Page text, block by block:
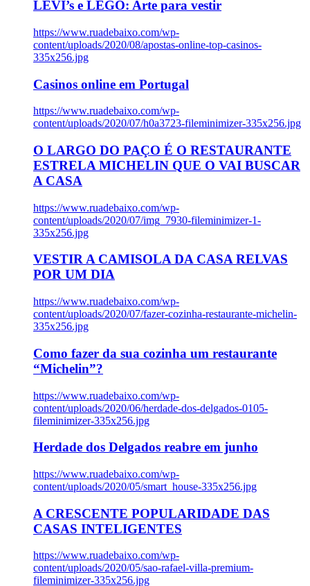
LEVI’s e LEGO: Arte para vestir
https://www.ruadebaixo.com/wp-
content/uploads/2020/08/apostas-online-top-casinos-
335x256.jpg
Casinos online em Portugal
https://www.ruadebaixo.com/wp-
content/uploads/2020/07/h0a3723-fileminimizer-335x256.jpg
O LARGO DO PAÇO É O RESTAURANTE
ESTRELA MICHELIN QUE O VAI BUSCAR
A CASA
https://www.ruadebaixo.com/wp-
content/uploads/2020/07/img_7930-fileminimizer-1-
335x256.jpg
VESTIR A CAMISOLA DA CASA RELVAS
POR UM DIA
https://www.ruadebaixo.com/wp-
content/uploads/2020/07/fazer-cozinha-restaurante-michelin-
335x256.jpg
Como fazer da sua cozinha um restaurante
“Michelin”?
https://www.ruadebaixo.com/wp-
content/uploads/2020/06/herdade-dos-delgados-0105-
fileminimizer-335x256.jpg
Herdade dos Delgados reabre em junho
https://www.ruadebaixo.com/wp-
content/uploads/2020/05/smart_house-335x256.jpg
A CRESCENTE POPULARIDADE DAS
CASAS INTELIGENTES
https://www.ruadebaixo.com/wp-
content/uploads/2020/05/sao-rafael-villa-premium-
fileminimizer-335x256.jpg